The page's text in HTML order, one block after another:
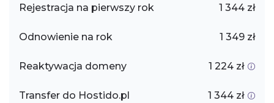
Rejestracja na pierwszy rok
1 344 zł
Odnowienie na rok 1 349 zł
Reaktywacja domeny 1 224 zł
Transfer do Hostido.pl 1 344 zł